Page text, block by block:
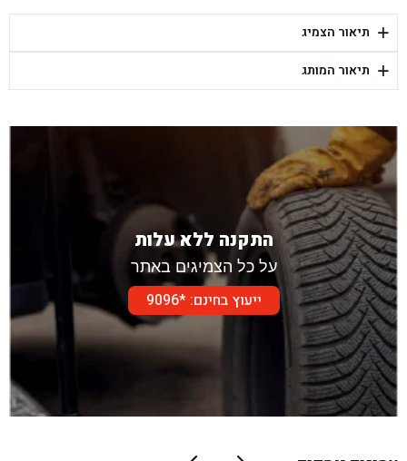
בן גל - יפת 88, תל אביב יפו - תל אביב
בן גל - דור אלון הר טוב - בית שמש
+ תיאור הצמיג
+ תיאור המותג
התקנה ללא עלות
על כל הצמיגים באתר
ייעוץ בחינם: *9096